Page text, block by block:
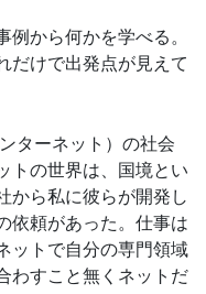
から何かを学べる。
だけで出発点が見えて
ターネット）の社会
トの世界は、国境とい
から私に彼らが開発し
依頼があった。仕事は
ットで自分の専門領域
わすこと無くネットだ